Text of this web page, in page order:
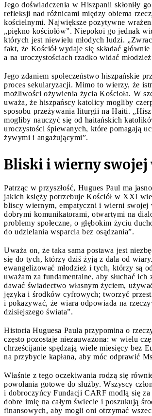
Jego doświadczenia w Hiszpanii skłoniły
refleksji nad różnicami między obiema
kościelnymi. Największe pozytywne
„piękno kościołów”. Niepokoi go jednak
których jest niewielu młodych ludzi.
fakt, że Kościół wydaje się składać
a na uroczystościach rzadko widać
Jego zdaniem społeczeństwo hiszpańskie
proces sekularyzacji. Mimo to wierzy, że
możliwości ożywienia życia Kościoła. W
uważa, że hiszpańscy katolicy mogliby
sposobu przeżywania liturgii na Haiti.
mogliby nauczyć się od haitańskich
uroczystości śpiewanych, które pomagają
żywymi i angażującymi”.
Bliski i wierny swojej
Patrząc w przyszłość, Hugues Paul ma
jakich księży potrzebuje Kościół w XXI
bliscy wiernym, empatyczni i wierni swojej
dobrymi komunikatorami, otwartymi na
problemy społeczne, o głębokim życiu
do udzielania wsparcia bez osądzania”.
Uważa on, że taka sama postawa jest
się do tych, którzy dziś żyją z dala od
ewangelizować młodzież i tych, którzy są
uważam za fundamentalne, aby słuchać ich
dawać świadectwo własnym życiem,
języka i środków cyfrowych; tworzyć
i pokazywać, że wiara odpowiada na
dzisiejszego świata”.
Historia Huguesa Paula przypomina o
często pozostaje niezauważona: w wielu
chrześcijanie spędzają wiele miesięcy bez
na przybycie kapłana, aby móc odprawić
Właśnie z tego oczekiwania rodzą się
powołania gotowe do służby. Wszyscy
i dobroczyńcy Fundacji CARF modlą się
dobre imię na całym świecie i poszukują
finansowych, aby mogli oni otrzymać